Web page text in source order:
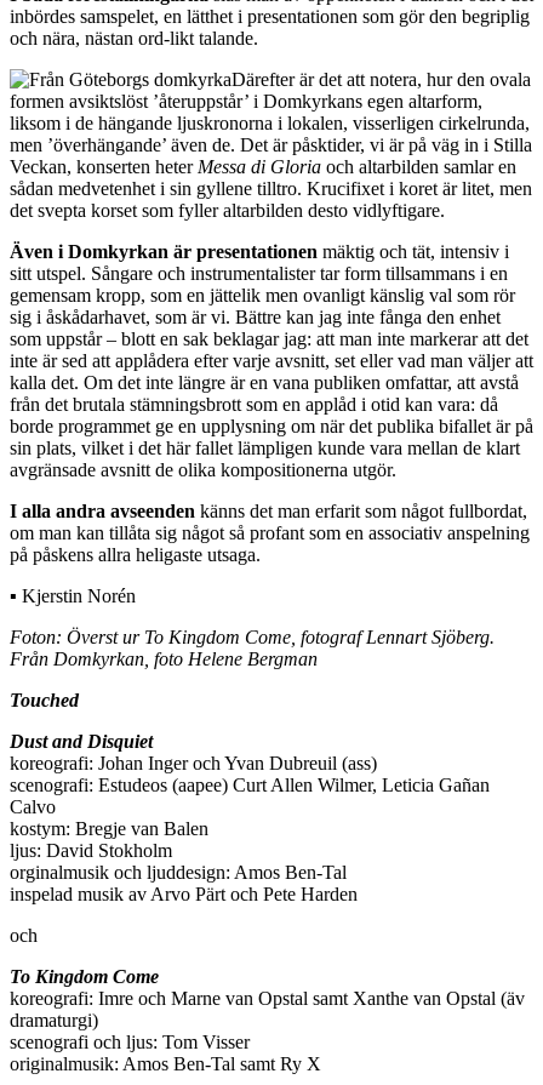
inbördes samspelet, en lätthet i presentationen som gör den begriplig
och nära, nästan ord-likt talande.
Därefter är det att notera, hur den ovala
formen avsiktslöst ’återuppstår’ i Domkyrkans egen altarform,
liksom i de hängande ljuskronorna i lokalen, visserligen cirkelrunda,
men ’överhängande’ även de. Det är påsktider, vi är på väg in i Stilla
Veckan, konserten heterMessa di Gloria och altarbilden samlar en
sådan medvetenhet i sin gyllene tilltro. Krucifixet i koret är litet, men
det svepta korset som fyller altarbilden desto vidlyftigare.
Även i Domkyrkan är presentationen mäktig och tät, intensiv i
sitt utspel. Sångare och instrumentalister tar form tillsammans i en
gemensam kropp, som en jättelik men ovanligt känslig val som rör
sig i åskådarhavet, som är vi. Bättre kan jag inte fånga den enhet
som uppstår – blott en sak beklagar jag: att man inte markerar att det
inte är sed att applådera efter varje avsnitt, set eller vad man väljer att
kalla det. Om det inte längre är en vana publiken omfattar, att avstå
från det brutala stämningsbrott som en applåd i otid kan vara: då
borde programmet ge en upplysning om när det publika bifallet är på
sin plats, vilket i det här fallet lämpligen kunde vara mellan de klart
avgränsade avsnitt de olika kompositionerna utgör.
I alla andra avseenden känns det man erfarit som något fullbordat,
om man kan tillåta sig något så profant som en associativ anspelning
på påskens allra heligaste utsaga.
▪ Kjerstin Norén
Foton: Överst ur To Kingdom Come, fotograf Lennart Sjöberg.
Från Domkyrkan, foto Helene Bergman
Touched
Dust and Disquiet
koreografi: Johan Inger och Yvan Dubreuil (ass)
scenografi: Estudeos (aapee) Curt Allen Wilmer, Leticia Gañan
Calvo
kostym: Bregje van Balen
ljus: David Stokholm
orginalmusik och ljuddesign: Amos Ben-Tal
inspelad musik av Arvo Pärt och Pete Harden
och
To Kingdom Come
koreografi: Imre och Marne van Opstal samt Xanthe van Opstal (äv
dramaturgi)
scenografi och ljus: Tom Visser
originalmusik: Amos Ben-Tal samt Ry X